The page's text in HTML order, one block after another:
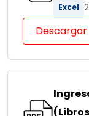
Excel
Descargar